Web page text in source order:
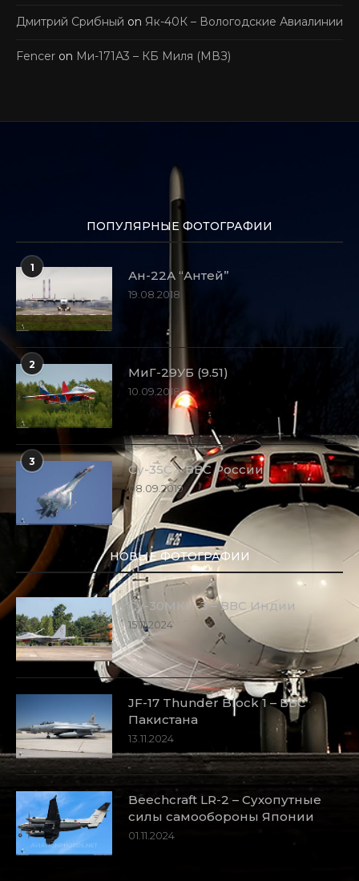
Дмитрий Срибный on Як-40К – Вологодские Авиалинии
Fencer on Ми-171А3 – КБ Миля (МВЗ)
ПОПУЛЯРНЫЕ ФОТОГРАФИИ
1
Ан-22А “Антей”
19.08.2018
2
МиГ-29УБ (9.51)
10.09.2018
3
Су-35С – ВВС России
08.09.2019
НОВЫЕ ФОТОГРАФИИ
Су-30МКИ-3 – ВВС Индии
15.11.2024
JF-17 Thunder Block 1 – ВВС
Пакистана
13.11.2024
Beechcraft LR-2 – Сухопутные
силы самообороны Японии
01.11.2024